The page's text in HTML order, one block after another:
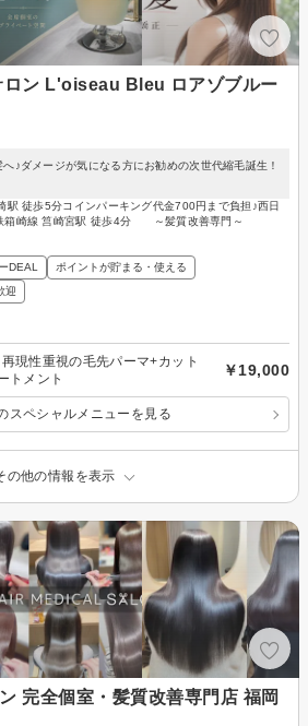
ロン L'oiseau Bleu ロアゾブルー
♪ダメージが気になる方にお勧めの次世代縮毛誕生！
駅 徒歩5分コインパーキング代金700円まで負担♪西日
箱崎線 筥崎宮駅 徒歩4分 ～髪質改善専門～
DEAL
ポイントが貯まる・使える
迎
現性重視の毛先パーマ+カット
トメント
￥19,000
スペシャルメニューを見る
の他の情報を表示
完全個室・髪質改善専門店 福岡